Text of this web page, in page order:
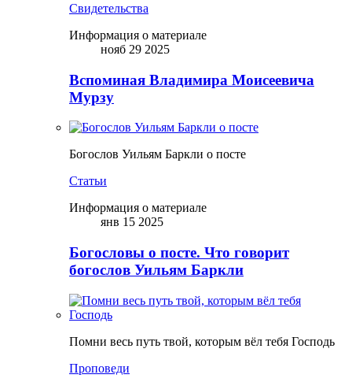
Свидетельства
Информация о материале
нояб 29 2025
Вспоминая Владимира Моисеевича
Мурзу
Богослов Уильям Баркли о посте
Статьи
Информация о материале
янв 15 2025
Богословы о посте. Что говорит
богослов Уильям Баркли
Помни весь путь твой, которым вёл тебя Господь
Проповеди